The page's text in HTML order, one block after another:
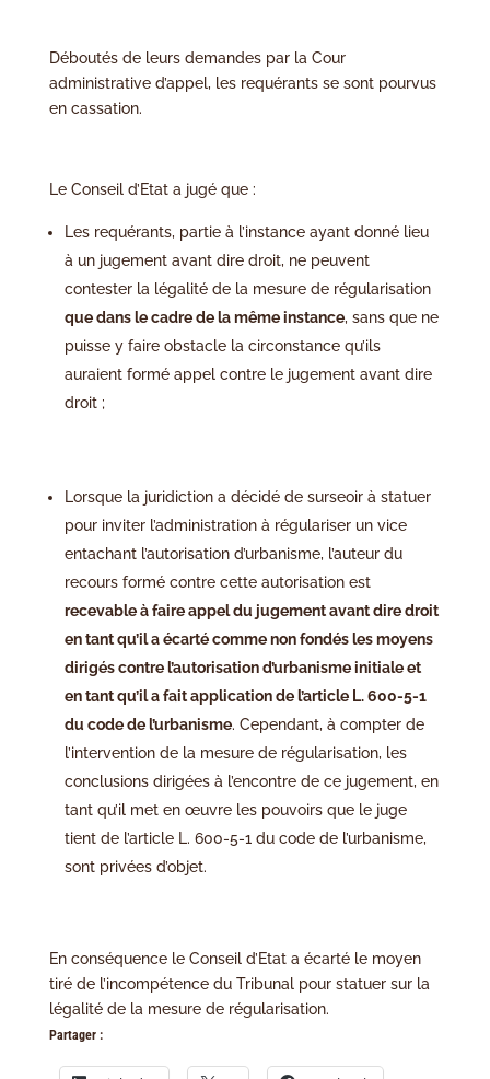
Déboutés de leurs demandes par la Cour
administrative d’appel, les requérants se sont pourvus
en cassation.
Le Conseil d’Etat a jugé que :
Les requérants, partie à l’instance ayant donné lieu
à un jugement avant dire droit, ne peuvent
contester la légalité de la mesure de régularisation
que dans le cadre de la même instance, sans que ne
puisse y faire obstacle la circonstance qu’ils
auraient formé appel contre le jugement avant dire
droit ;
Lorsque la juridiction a décidé de surseoir à statuer
pour inviter l’administration à régulariser un vice
entachant l’autorisation d’urbanisme, l’auteur du
recours formé contre cette autorisation est
recevable à faire appel du jugement avant dire droit
en tant qu’il a écarté comme non fondés les moyens
dirigés contre l’autorisation d’urbanisme initiale et
en tant qu’il a fait application de l’article L. 600-5-1
du code de l’urbanisme. Cependant, à compter de
l’intervention de la mesure de régularisation, les
conclusions dirigées à l’encontre de ce jugement, en
tant qu’il met en œuvre les pouvoirs que le juge
tient de l’article L. 600-5-1 du code de l’urbanisme,
sont privées d’objet.
En conséquence le Conseil d’Etat a écarté le moyen
tiré de l’incompétence du Tribunal pour statuer sur la
légalité de la mesure de régularisation.
Partager :